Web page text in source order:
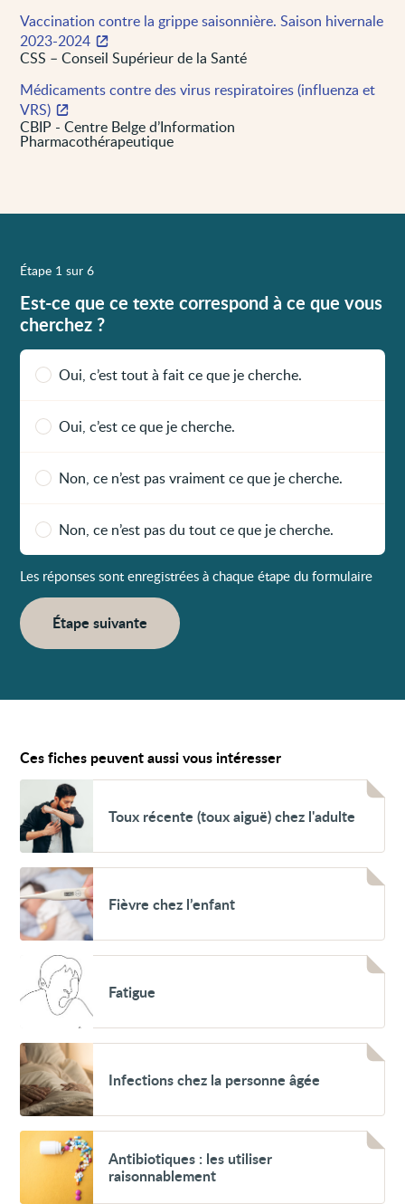
Vaccination contre la grippe saisonnière. Saison hivernale
2023-2024
CSS – Conseil Supérieur de la Santé
Médicaments contre des virus respiratoires (influenza et
VRS)
CBIP - Centre Belge d’Information
Pharmacothérapeutique
Étape 1 sur 6
Est-ce que ce texte correspond à ce que vous
cherchez ?
Oui, c’est tout à fait ce que je cherche.
Oui, c’est ce que je cherche.
Non, ce n’est pas vraiment ce que je cherche.
Non, ce n’est pas du tout ce que je cherche.
Les réponses sont enregistrées à chaque étape du formulaire
Étape suivante
Ces fiches peuvent aussi vous intéresser
Toux
récente
(toux
aiguë)
l'adulte
Toux récente (toux aiguë) chez l'adulte
Voir
Fièvre
chez
l’enfant
Fièvre chez l’enfant
Voir
Fatigue
Fatigue
Voir
Infections
chez
la
personne
Infections chez la personne âgée
Voir
Antibiotiques :
raisonnablement
Antibiotiques : les utiliser
raisonnablement